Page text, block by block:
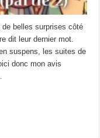
belles surprises côté
dit leur dernier mot.
suspens, les suites de
donc mon avis